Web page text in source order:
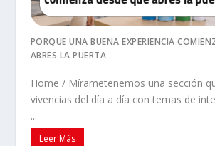
PORQUE UNA BUENA EXPERIENCIA
ABRES LA PUERTA
Home / Mírametenemos una sección
vivencias del día a día con temas de
...
Leer Más